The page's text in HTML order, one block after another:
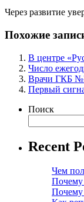
Через развитие
Похожие
В центре
Число
Врачи ГКБ
Первый
Поиск
Recent
Чем
Почему
Почему